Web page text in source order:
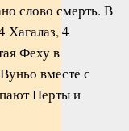
слово смерть. В
Хагалаз, 4
Феху в
вместе с
Перты и